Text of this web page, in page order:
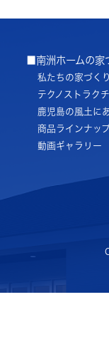
■南洲ホームの家
私たちの家づくり
テクノストラク
鹿児島の風土に
商品ラインナップ
動画ギャラリー